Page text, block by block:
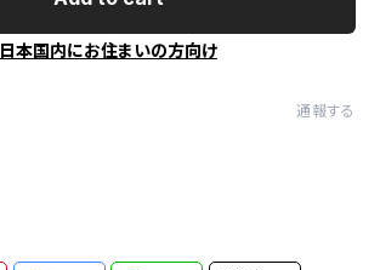
日本国内にお住まいの方向け
通報する